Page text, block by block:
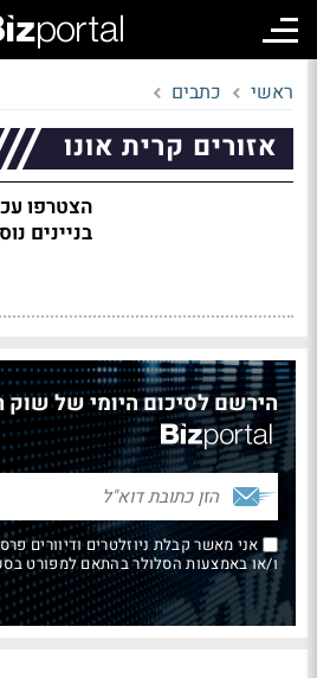
ראשי כתבים
אזורים קרית אונו
הצטרפו
בניינים
הירשם לסיכום היומי של שוק
אני מאשר קבלת ניוזלטרים ודיוורים
ו/או באמצעות הסלולר בהתאם למפורט בסעיף 10 בתנאי